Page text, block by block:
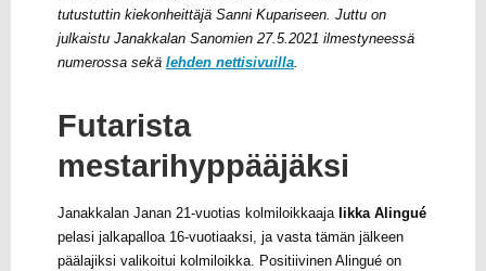
tutustuttin kiekonheittäjä Sanni Kupariseen. Juttu on
julkaistu Janakkalan Sanomien 27.5.2021 ilmestyneessä
numerossa sekä lehden nettisivuilla.
Futarista
mestarihyppääjäksi
Janakkalan Janan 21-vuotias kolmiloikkaaja Iikka Alingué
pelasi jalkapalloa 16-vuotiaaksi, ja vasta tämän jälkeen
päälajiksi valikoitui kolmiloikka. Positiivinen Alingué on